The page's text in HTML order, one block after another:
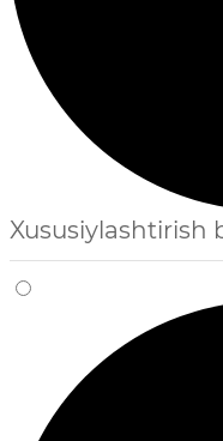
Xususiylashtirish